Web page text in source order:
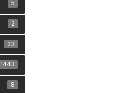
5
2
23
1443
8